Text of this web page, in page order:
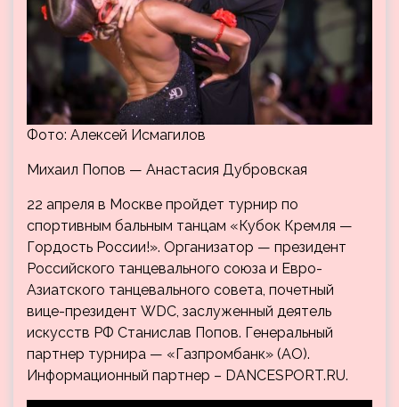
Фото: Алексей Исмагилов
Михаил Попов — Анастасия Дубровская
22 апреля в Москве пройдет турнир по
спортивным бальным танцам «Кубок Кремля —
Гордость России!». Организатор — президент
Российского танцевального союза и Евро-
Азиатского танцевального совета, почетный
вице-президент WDC, заслуженный деятель
искусств РФ Станислав Попов. Генеральный
партнер турнира — «Газпромбанк» (АО).
Информационный партнер – DANCESPORT.RU.